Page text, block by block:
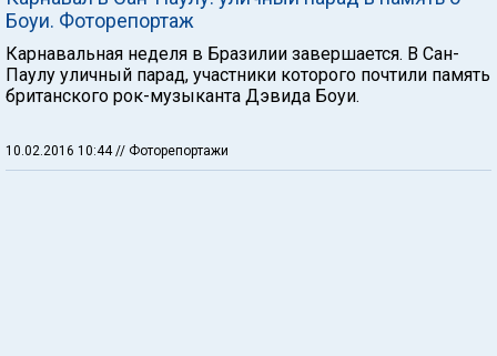
Боуи. Фоторепортаж
Карнавальная неделя в Бразилии завершается. В Сан-
Паулу уличный парад, участники которого почтили память
британского рок-музыканта Дэвида Боуи.
10.02.2016 10:44// Фоторепортажи